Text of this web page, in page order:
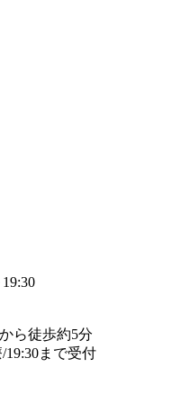
ら徒歩約5分
まで受付